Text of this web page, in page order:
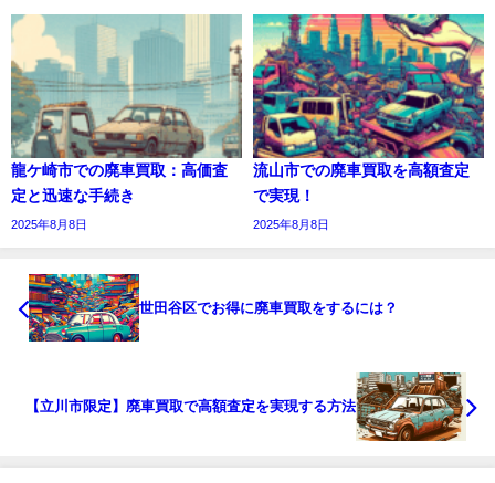
龍ケ崎市での廃車買取：高価査
定と迅速な手続き
2025年8月8日
流山市での廃車買取を高額査定
で実現！
2025年8月8日
世田谷区でお得に廃車買取をするには？
【立川市限定】廃車買取で高額査定を実現する方法